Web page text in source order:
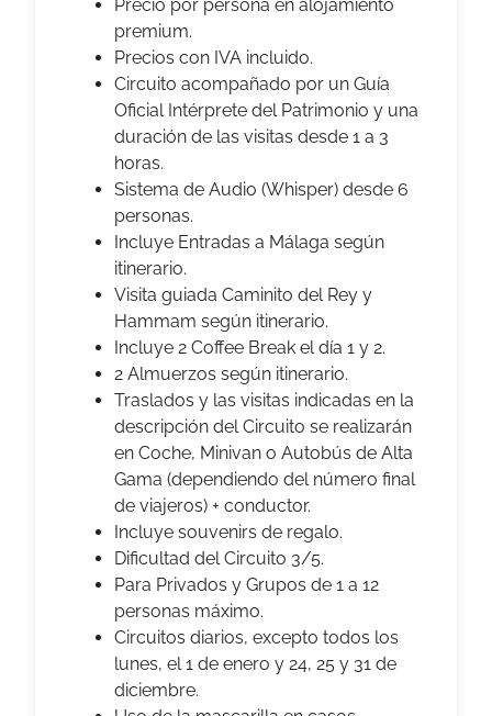
Precio por persona en alojamiento
premium.
Precios con IVA incluido.
Circuito acompañado por un Guía
Oficial Intérprete del Patrimonio y una
duración de las visitas desde 1 a 3
horas.
Sistema de Audio (Whisper) desde 6
personas.
Incluye Entradas a Málaga según
itinerario.
Visita guiada Caminito del Rey y
Hammam según itinerario.
Incluye 2 Coffee Break el día 1 y 2.
2 Almuerzos según itinerario.
Traslados y las visitas indicadas en la
descripción del Circuito se realizarán
en Coche, Minivan o Autobús de Alta
Gama (dependiendo del número final
de viajeros) + conductor.
Incluye souvenirs de regalo.
Dificultad del Circuito 3/5.
Para Privados y Grupos de 1 a 12
personas máximo.
Circuitos diarios, excepto todos los
lunes, el 1 de enero y 24, 25 y 31 de
diciembre.